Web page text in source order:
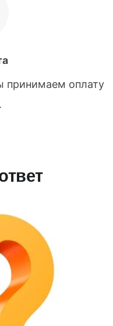
принимаем оплату